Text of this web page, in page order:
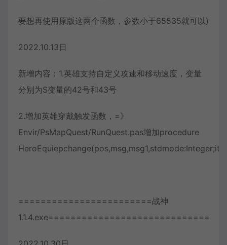
要想再使用原版这两个函数，参数小于65535就可以)
2022.10.13日
新增内容：1.英雄支持自定义攻速和移动速度，变量
分别为S变量的42号和43号
2.增加英雄穿戴触发函数，=》
Envir/PsMapQuest/RunQuest.pas增加procedure
========================战神
1.1.4.exe=============================